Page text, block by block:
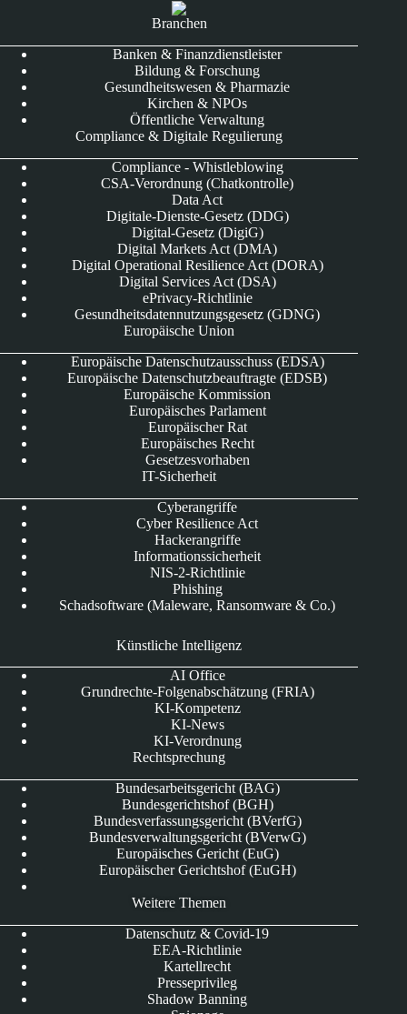
Branchen
Banken & Finanzdienstleister
Bildung & Forschung
Gesundheitswesen & Pharmazie
Kirchen & NPOs
Öffentliche Verwaltung
Compliance & Digitale Regulierung
Compliance - Whistleblowing
CSA-Verordnung (Chatkontrolle)
Data Act
Digitale-Dienste-Gesetz (DDG)
Digital-Gesetz (DigiG)
Digital Markets Act (DMA)
Digital Operational Resilience Act (DORA)
Digital Services Act (DSA)
ePrivacy-Richtlinie
Gesundheitsdatennutzungsgesetz (GDNG)
Europäische Union
Europäische Datenschutzausschuss (EDSA)
Europäische Datenschutzbeauftragte (EDSB)
Europäische Kommission
Europäisches Parlament
Europäischer Rat
Europäisches Recht
Gesetzesvorhaben
IT-Sicherheit
Cyberangriffe
Cyber Resilience Act
Hackerangriffe
Informationssicherheit
NIS-2-Richtlinie
Phishing
Schadsoftware (Maleware, Ransomware & Co.)
Künstliche Intelligenz
AI Office
Grundrechte-Folgenabschätzung (FRIA)
KI-Kompetenz
KI-News
KI-Verordnung
Rechtsprechung
Bundesarbeitsgericht (BAG)
Bundesgerichtshof (BGH)
Bundesverfassungsgericht (BVerfG)
Bundesverwaltungsgericht (BVerwG)
Europäisches Gericht (EuG)
Europäischer Gerichtshof (EuGH)
Weitere Themen
Datenschutz & Covid-19
EEA-Richtlinie
Kartellrecht
Presseprivileg
Shadow Banning